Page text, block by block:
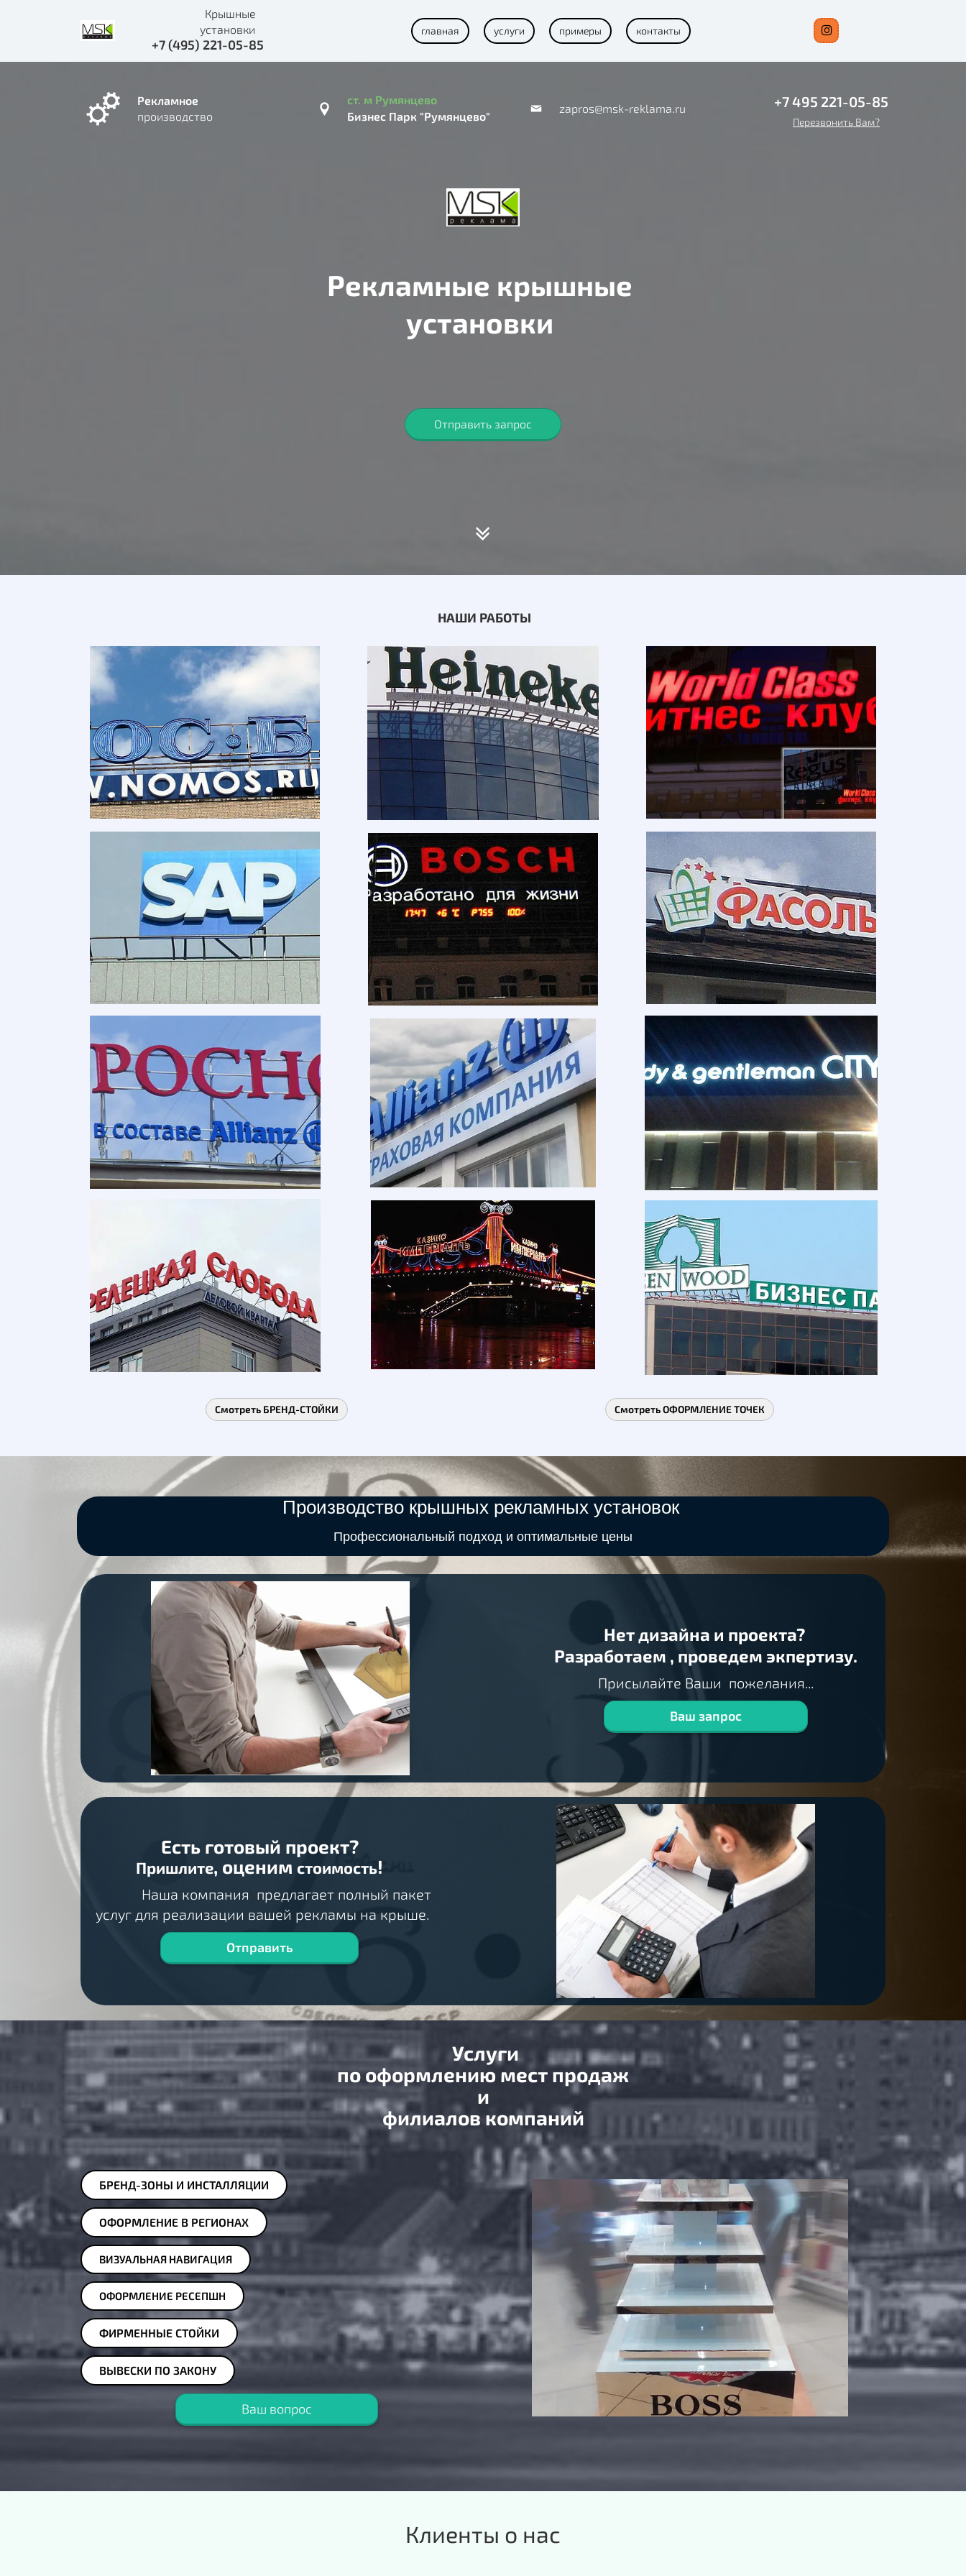
Крышные
установки
+7 (495) 221-05-85
главная услуги примеры контакты
Рекламное
производство
ст. м Румянцево
Бизнес Парк "Румянцево"
zapros@msk-reklama.ru +7 495 221-05-85
Перезвонить Вам?
Рекламные крышные
установки
Отправить запрос
НАШИ РАБОТЫ
Смотреть БРЕНД-СТОЙКИ Смотреть ОФОРМЛЕНИЕ ТОЧЕК
Производство крышных рекламных установок
Профессиональный подход и оптимальные цены
Нет дизайна и проекта?
Разработаем , проведем экпертизу.
Присылайте Ваши пожелания...
Ваш запрос
Есть готовый проект?
Пришлите, оценим стоимость!
Наша компания предлагает полный пакет
услуг для реализации вашей рекламы на крыше.
Отправить
Услуги
по оформлению мест продаж
и
филиалов компаний
БРЕНД-ЗОНЫ И ИНСТАЛЛЯЦИИ
ОФОРМЛЕНИЕ В РЕГИОНАХ
ВИЗУАЛЬНАЯ НАВИГАЦИЯ
ОФОРМЛЕНИЕ РЕСЕПШН
ФИРМЕННЫЕ СТОЙКИ
ВЫВЕСКИ ПО ЗАКОНУ
Ваш вопрос
Клиенты о нас